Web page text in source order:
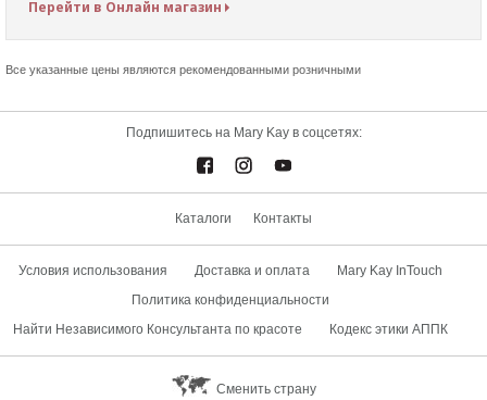
Перейти в Онлайн магазин
Все указанные цены являются рекомендованными розничными
Подпишитесь на Mary Kay в соцсетях:
Каталоги Контакты
Условия использования Доставка и оплата
Mary Kay InTouch
Политика конфиденциальности
Найти Независимого Консультанта по красоте
Кодекс этики АППК
Сменить страну